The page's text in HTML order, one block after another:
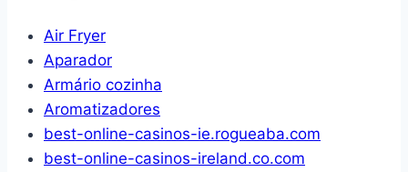
Air Fryer
Aparador
Armário cozinha
Aromatizadores
best-online-casinos-ie.rogueaba.com
best-online-casinos-ireland.co.com